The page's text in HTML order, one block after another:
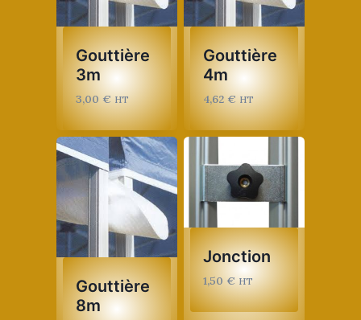
Gouttière
3m
3,00€ HT
Gouttière
4m
4,62 € HT
Gouttière
8m
Jonction
1,50 € HT